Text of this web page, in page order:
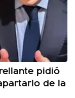
pidió
de la